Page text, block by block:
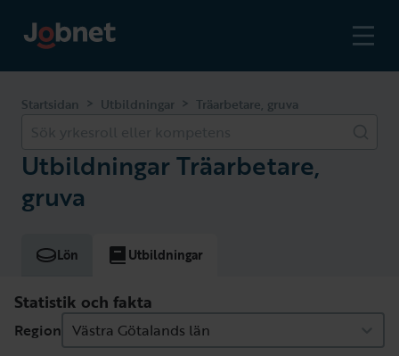
Startsidan > Utbildningar > Träarbetare, gruva
Utbildningar Träarbetare,
gruva
Lön Utbildningar
Statistik och fakta
Region Västra Götalands län